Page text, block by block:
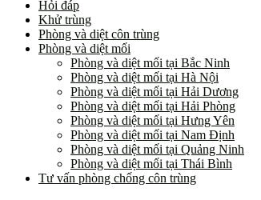
Hỏi đáp
Khử trùng
Phòng và diệt côn trùng
Phòng và diệt mối
Phòng và diệt mối tại Bắc Ninh
Phòng và diệt mối tại Hà Nội
Phòng và diệt mối tại Hải Dương
Phòng và diệt mối tại Hải Phòng
Phòng và diệt mối tại Hưng Yên
Phòng và diệt mối tại Nam Định
Phòng và diệt mối tại Quảng Ninh
Phòng và diệt mối tại Thái Bình
Tư vấn phòng chống côn trùng